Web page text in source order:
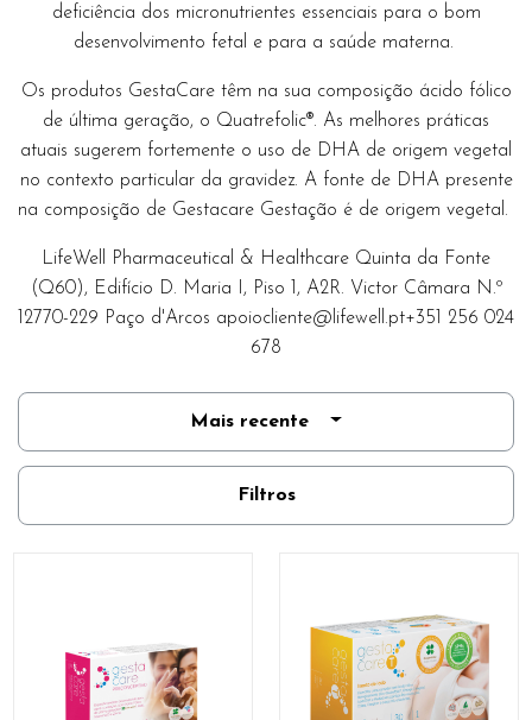
deficiência dos micronutrientes essenciais para o bom
desenvolvimento fetal e para a saúde materna.
Os produtos GestaCare têm na sua composição ácido fólico
de última geração, o Quatrefolic®. As melhores práticas
atuais sugerem fortemente o uso de DHA de origem vegetal
no contexto particular da gravidez. A fonte de DHA presente
na composição de Gestacare Gestação é de origem vegetal.
LifeWell Pharmaceutical & Healthcare Quinta da Fonte
(Q60), Edifício D. Maria I, Piso 1, A2R. Victor Câmara N.º
12770-229 Paço d'Arcos apoiocliente@lifewell.pt+351 256 024
678
Mais recente
Filtros